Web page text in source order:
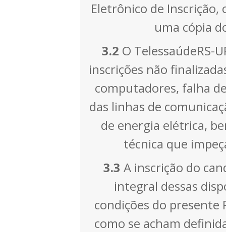
Eletrônico de
uma cópia
3.2 O TelessaúdeRS-
inscrições não
computadores, falha
das linhas de
de energia elétrica,
técnica que
3.3 A inscrição do
integral dessas
condições do presente
como se acham